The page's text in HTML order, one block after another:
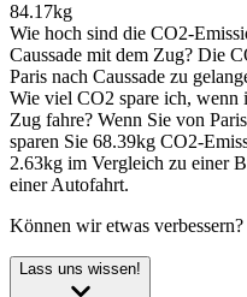
84.17kg
Wie hoch sind die CO2-
Caussade mit dem Zug? Die
Paris nach Caussade zu
Wie viel CO2 spare ich, wenn
Zug fahre? Wenn Sie von
sparen Sie 68.39kg CO2-
2.63kg im Vergleich zu einer
einer Autofahrt.
Können wir etwas verbessern?
Lass uns wissen!